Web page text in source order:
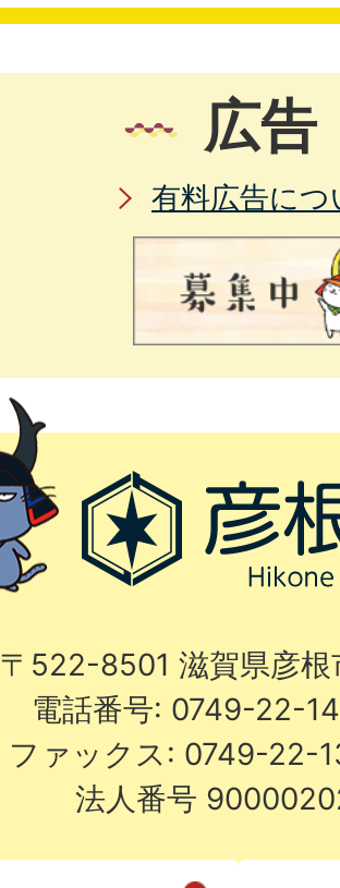
広告
有料広告につ
〒522-8501 滋賀県彦
電話番号: 0749-22-
ファックス: 0749-22-
法人番号